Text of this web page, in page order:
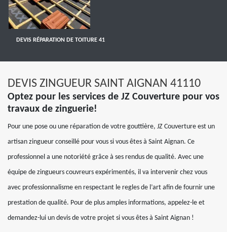
DEVIS RÉPARATION DE TOITURE 41
DEVIS ZINGUEUR SAINT AIGNAN 41110
Optez pour les services de JZ Couverture pour vos
travaux de zinguerie!
Pour une pose ou une réparation de votre gouttière, JZ Couverture est un
artisan zingueur conseillé pour vous si vous êtes à Saint Aignan. Ce
professionnel a une notoriété grâce à ses rendus de qualité. Avec une
équipe de zingueurs couvreurs expérimentés, il va intervenir chez vous
avec professionnalisme en respectant le regles de l’art afin de fournir une
prestation de qualité. Pour de plus amples informations, appelez-le et
demandez-lui un devis de votre projet si vous êtes à Saint Aignan !